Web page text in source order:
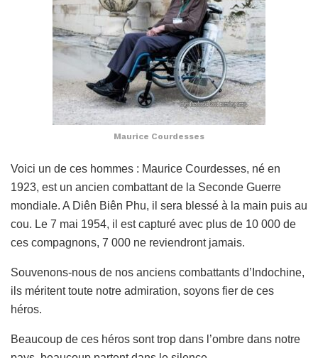
Maurice Courdesses
Voici un de ces hommes : Maurice Courdesses, né en
1923, est un ancien combattant de la Seconde Guerre
mondiale. A Diên Biên Phu, il sera blessé à la main puis au
cou. Le 7 mai 1954, il est capturé avec plus de 10 000 de
ces compagnons, 7 000 ne reviendront jamais.
Souvenons-nous de nos anciens combattants d’Indochine,
ils méritent toute notre admiration, soyons fier de ces
héros.
Beaucoup de ces héros sont trop dans l’ombre dans notre